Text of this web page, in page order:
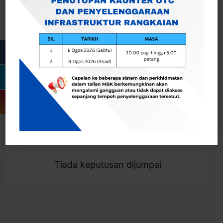
Togol Penapis
Showing 0 result
Tiada keputusan dijumpai